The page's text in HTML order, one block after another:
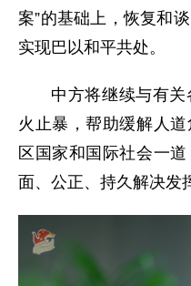
案”的基础上，恢复和
实现巴以和平共处。
中方将继续与有
火止暴，帮助缓解人
区国家和国际社会一
面、公正、持久解决发